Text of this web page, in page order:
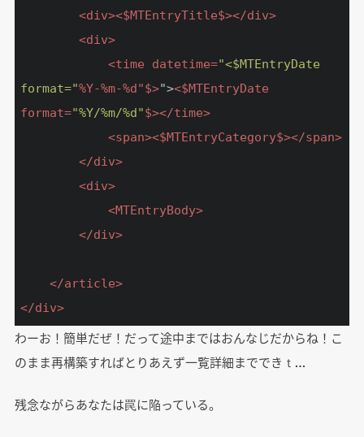
<div><$MTEntryTitle$></div>
<div>
<time datetime="<$MTEntryDate
format="%Y-%m-%d"$>"><$MTEntryDate
format="%Y/%m/%d"$></time>
<span><$MTEntryCategory$></span>
</div>
<div>
<MTEntryBody>
</div>
</article>
</div>
わーお！簡単だぜ！だって途中まではおんなじだからね！こ
のまま再構築すればとりあえず一覧詳細までできｔ…
残念ながらあなたは罠に陥っている。